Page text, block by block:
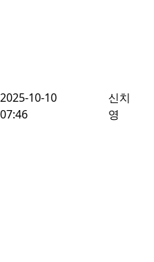
2025-10-10
07:46
신치
영